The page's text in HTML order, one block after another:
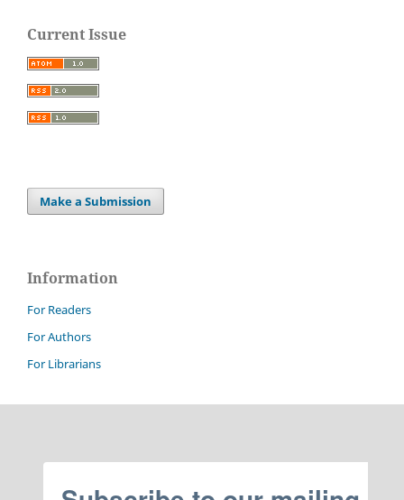
Current Issue
Make a Submission
Information
For Readers
For Authors
For Librarians